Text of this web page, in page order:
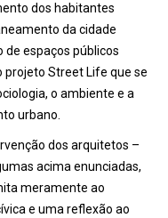
dos habitantes
da cidade
espaços públicos
projeto Street Life que se
o ambiente e a
urbano.
dos arquitetos –
acima enunciadas,
meramente ao
e uma reflexão ao